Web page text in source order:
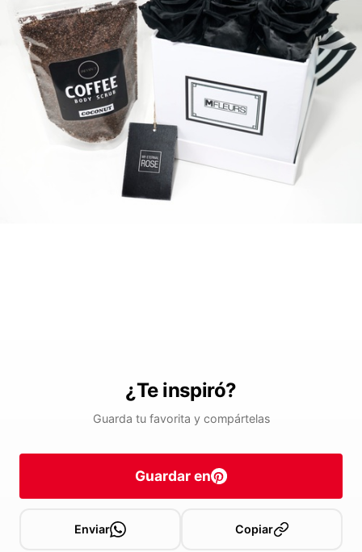
¿Te inspiró?
Guarda tu favorita y compártelas
Guardar en
Enviar Copiar